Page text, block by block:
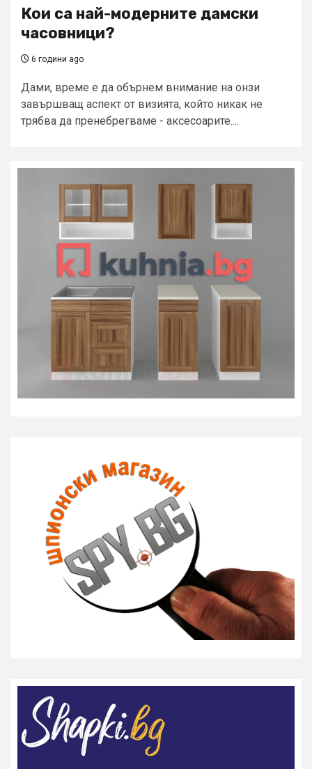
Кои са най-модерните дамски
часовници?
6 години ago
Дами, време е да обърнем внимание на онзи
завършващ аспект от визията, който никак не
трябва да пренебрегваме - аксесоарите....